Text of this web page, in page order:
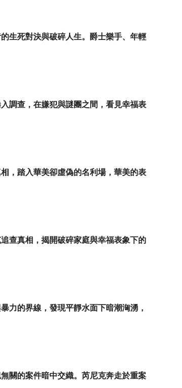
生死對決與破碎人生。爵士樂手、年輕
調查，在嫌犯與謎團之間，看見幸福表
，踏入華美卻虛偽的名利場，華美的表
查真相，揭開破碎家庭與幸福表象下的
力的界線，發現平靜水面下暗潮洶湧，
關的案件暗中交織。芮尼克奔走於重案